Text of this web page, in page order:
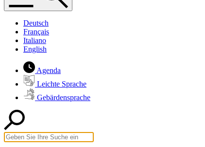
Deutsch
Français
Italiano
English
Agenda
Leichte Sprache
Gebärdensprache